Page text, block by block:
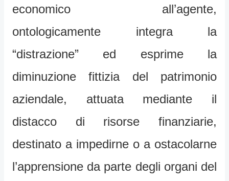
economico all’agente,
ontologicamente integra la
“distrazione” ed esprime la
diminuzione fittizia del patrimonio
aziendale, attuata mediante il
distacco di risorse finanziarie,
destinato a impedirne o a ostacolarne
l’apprensione da parte degli organi del